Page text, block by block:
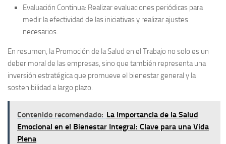
Evaluación Continua: Realizar evaluaciones periódicas para
medir la efectividad de las iniciativas y realizar ajustes
necesarios.
En resumen, laPromoción de la Salud en el Trabajo no solo es un
deber moral de las empresas, sino que también representa una
inversión estratégica que promueve el bienestar general y la
sostenibilidad a largo plazo.
Contenido recomendado: La Importancia de la Salud
Emocional en el Bienestar Integral: Clave para una Vida
Plena